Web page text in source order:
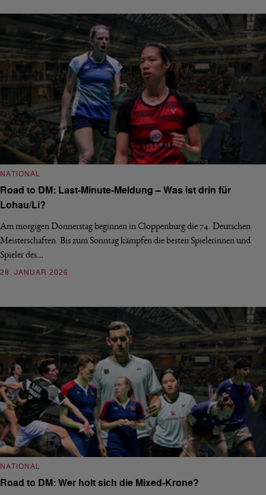
NATIONAL
Road to DM: Last-Minute-Meldung – Was ist drin für
Lohau/Li?
Am morgigen Donnerstag beginnen in Cloppenburg die 74. Deutschen
Meisterschaften. Bis zum Sonntag kämpfen die besten Spielerinnen und
Spieler des…
28. JANUAR 2026
NATIONAL
Road to DM: Wer holt sich die Mixed-Krone?